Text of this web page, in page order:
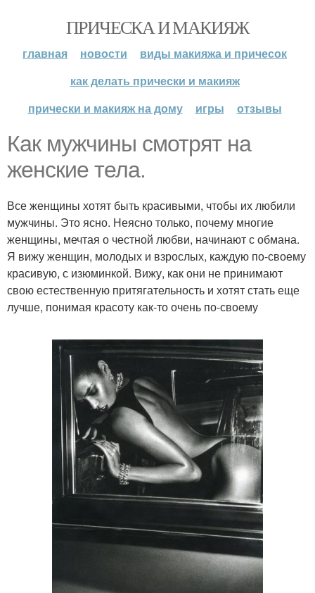
ПРИЧЕСКА И МАКИЯЖ
главная новости
виды макияжа и причесок
как делать прически и макияж
прически и макияж на дому
игры отзывы
Как мужчины смотрят на
женские тела.
Все женщины хотят быть красивыми, чтобы их любили
мужчины. Это ясно. Неясно только, почему многие
женщины, мечтая о честной любви, начинают с обмана.
Я вижу женщин, молодых и взрослых, каждую по-своему
красивую, с изюминкой. Вижу, как они не принимают
свою естественную притягательность и хотят стать еще
лучше, понимая красоту как-то очень по-своему